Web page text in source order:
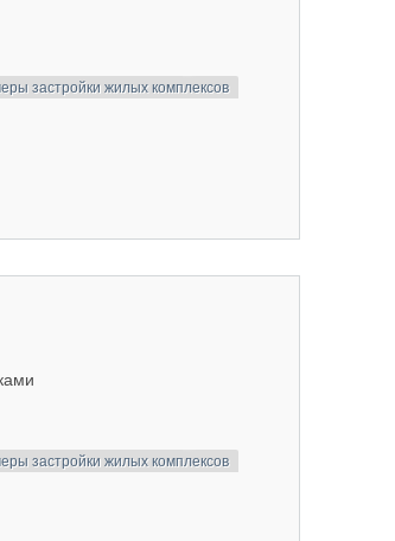
застройки жилых комплексов
застройки жилых комплексов